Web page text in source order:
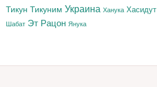
Тикун Тикуним Украина Ханука
Шабат Эт Рацон Янука